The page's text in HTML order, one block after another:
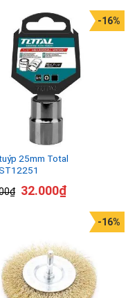
25mm Total
₫
-16%
32.000₫
-16%